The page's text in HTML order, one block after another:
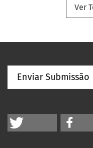
Ver
Enviar Submissão